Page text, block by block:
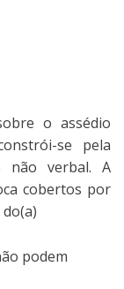
o assédio
se pela
não verbal. A
cobertos por
podem